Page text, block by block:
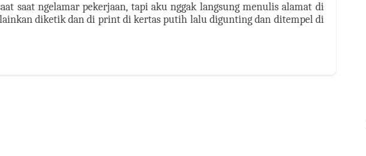
saat ngelamar pekerjaan, tapi aku nggak langsung menulis alamat di
diketik dan di print di kertas putih lalu digunting dan ditempel di